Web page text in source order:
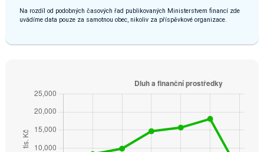
Na rozdíl od podobných časových řad publikovaných Ministerstvem financí zde
uvádíme data pouze za samotnou obec, nikoliv za příspěvkové organizace.